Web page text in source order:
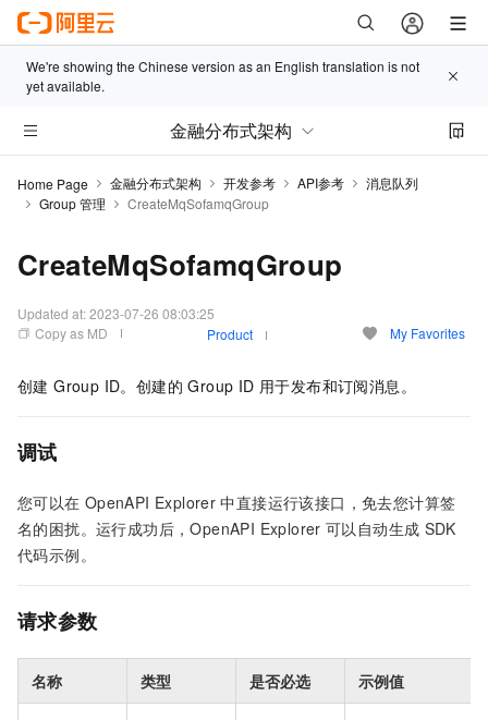
We're showing the Chinese version as an English translation is not
yet available.
金融分布式架构
Home Page 金融分布式架构 开发参考 API参考
消息队列
Group 管理
CreateMqSofamqGroup
CreateMqSofamqGroup
Updated at:2023-07-26 08:03:25
Copy as MD
Product My Favorites
创建 Group ID。创建的 Group ID 用于发布和订阅消息。
调试
您可以在 OpenAPI Explorer 中直接运行该接口，免去您计算签
名的困扰。运行成功后，OpenAPI Explorer 可以自动生成 SDK
代码示例。
请求参数
名称 类型 是否必选 示例值